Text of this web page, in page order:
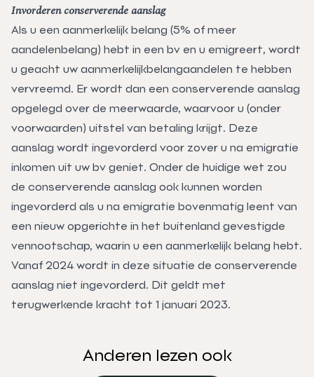
Invorderen conserverende aanslag
Als u een aanmerkelijk belang (5% of meer
aandelenbelang) hebt in een bv en u emigreert, wordt
u geacht uw aanmerkelijkbelangaandelen te hebben
vervreemd. Er wordt dan een conserverende aanslag
opgelegd over de meerwaarde, waarvoor u (onder
voorwaarden) uitstel van betaling krijgt. Deze
aanslag wordt ingevorderd voor zover u na emigratie
inkomen uit uw bv geniet. Onder de huidige wet zou
de conserverende aanslag ook kunnen worden
ingevorderd als u na emigratie bovenmatig leent van
een nieuw opgerichte in het buitenland gevestigde
vennootschap, waarin u een aanmerkelijk belang hebt.
Vanaf 2024 wordt in deze situatie de conserverende
aanslag niet ingevorderd. Dit geldt met
terugwerkende kracht tot 1 januari 2023.
Anderen lezen ook